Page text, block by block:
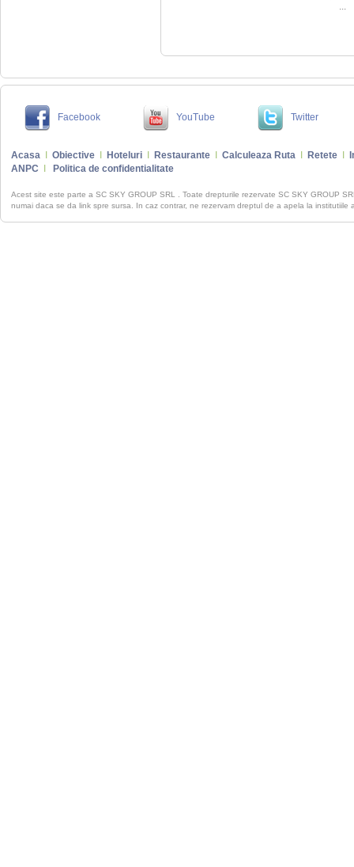
...
Facebook YouTube Twitter
Acasa Obiective Hoteluri Restaurante Calculeaza Ruta Retete
ANPC
Politica de confidentialitate
Acest site este parte a SC SKY GROUP SRL . Toate drepturile rezervate SC SKY GROUP
numai daca se da link spre sursa. In caz contrar, ne rezervam dreptul de a apela la institutiile